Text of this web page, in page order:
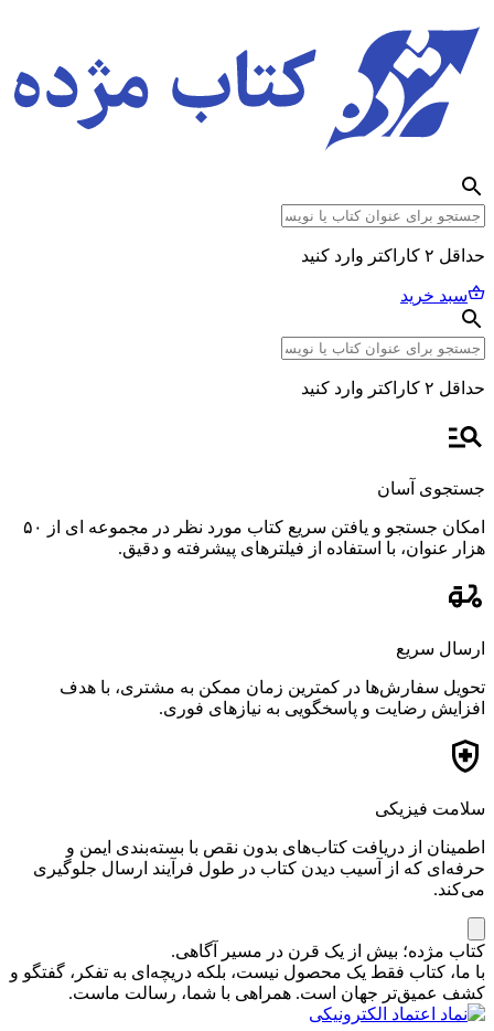
حداقل ۲ کاراکتر وارد کنید
سبد خرید
حداقل ۲ کاراکتر وارد کنید
جستجوی آسان
امکان جستجو و یافتن سریع کتاب مورد نظر در مجموعه ای از ۵۰
هزار عنوان، با استفاده از فیلترهای پیشرفته و دقیق.
ارسال سریع
تحویل سفارش‌ها در کمترین زمان ممکن به مشتری، با هدف
افزایش رضایت و پاسخگویی به نیازهای فوری.
سلامت فیزیکی
اطمینان از دریافت کتاب‌های بدون نقص با بسته‌بندی ایمن و
حرفه‌ای که از آسیب دیدن کتاب در طول فرآیند ارسال جلوگیری
می‌کند.
کتاب مژده؛ بیش از یک قرن در مسیر آگاهی.
با ما، کتاب فقط یک محصول نیست، بلکه دریچه‌ای به تفکر، گفتگو و
کشف عمیق‌تر جهان است. همراهی با شما، رسالت ماست.